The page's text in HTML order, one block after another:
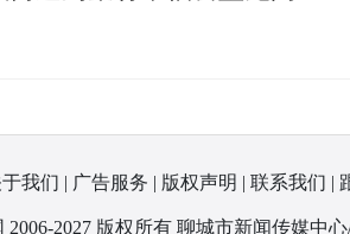
我们 | 广告服务 | 版权声明 | 联系我们 |
2006-2027 版权所有 聊城市新闻传媒中